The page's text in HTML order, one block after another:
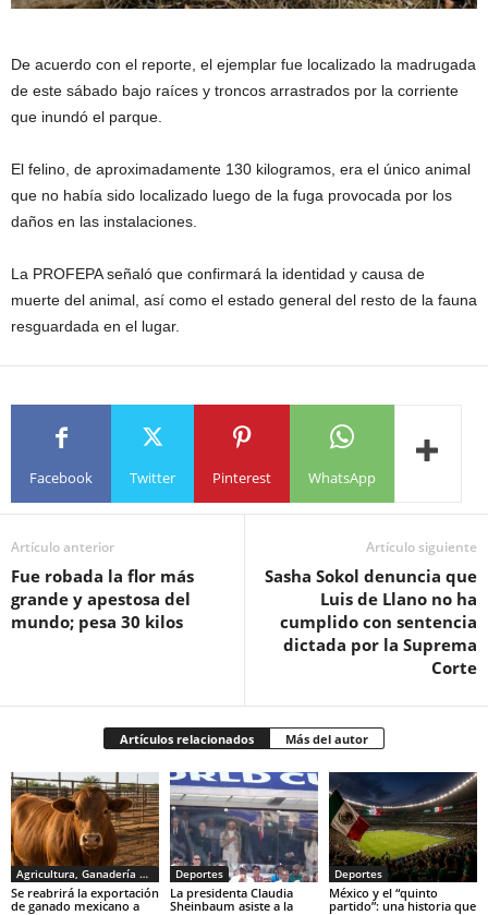
De acuerdo con el reporte, el ejemplar fue localizado la madrugada
de este sábado bajo raíces y troncos arrastrados por la corriente
que inundó el parque.
El felino, de aproximadamente 130 kilogramos, era el único animal
que no había sido localizado luego de la fuga provocada por los
daños en las instalaciones.
La PROFEPA señaló que confirmará la identidad y causa de
muerte del animal, así como el estado general del resto de la fauna
resguardada en el lugar.
Facebook Twitter Pinterest WhatsApp
Artículo anterior
Fue robada la flor más
grande y apestosa del
mundo; pesa 30 kilos
Artículo siguiente
Sasha Sokol denuncia que
Luis de Llano no ha
cumplido con sentencia
dictada por la Suprema
Corte
Artículos relacionados Más del autor
Agricultura, Ganadería y Pesca
Se reabrirá la exportación
de ganado mexicano a
Deportes
La presidenta Claudia
Sheinbaum asiste a la
Deportes
México y el “quinto
partido”: una historia que